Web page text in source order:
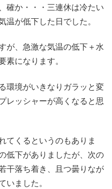
確か・・・三連休は冷たい
が低下した日でした。
が、急激な気温の低下＋水
になります。
環境がいきなりガラッと変
レッシャーが高くなると思
てくるというのもありま
低下がありましたが、次の
干落ち着き、且つ曇りなが
ました。